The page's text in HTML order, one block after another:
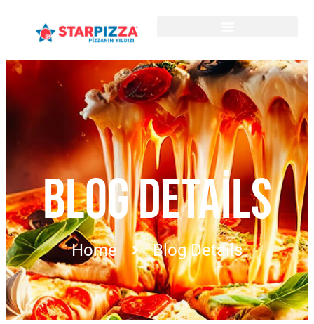
BLOG DETAILS
Home Blog Details